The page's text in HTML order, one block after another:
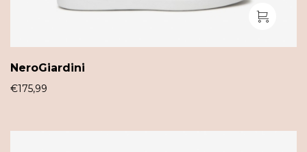
NeroGiardini
€175,99